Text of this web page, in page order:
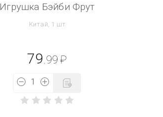
Игрушка Бэйби Фрут
Китай, 1 шт
79 .99 ₽